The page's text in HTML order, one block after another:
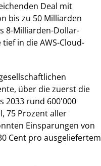
Deal mit
bis zu 50 Milliarden
8-Milliarden-Dollar-
in die AWS-Cloud-
über die zuerst die
2033 rund 600'000
75 Prozent aller
Einsparungen von
Cent pro ausgeliefertem